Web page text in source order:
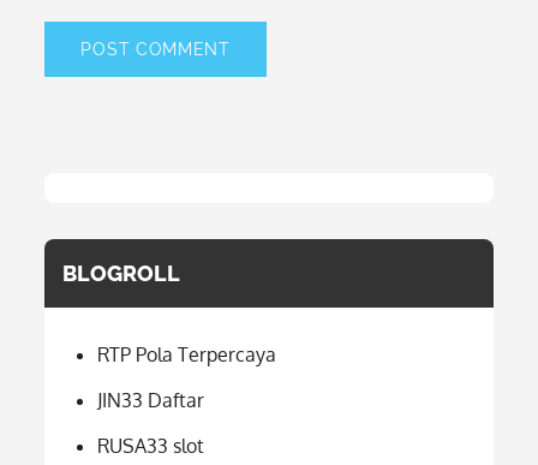
BLOGROLL
RTP Pola Terpercaya
JIN33 Daftar
RUSA33 slot